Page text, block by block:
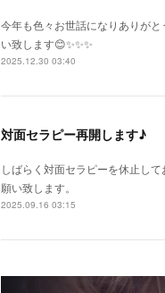
今年も色々お世話になりありが
い致します😊✨✨✨
2025.12.30 03:40
対面セラピー再開します♪
しばらく対面セラピーを休止し
願い致します。
2025.09.16 03:15